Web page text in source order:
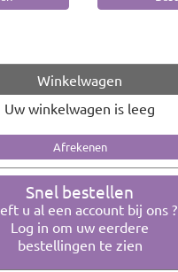
Winkelwagen
Uw winkelwagen is leeg
Snel bestellen
u al een account bij ons ?
Log in om uw eerdere
bestellingen te zien